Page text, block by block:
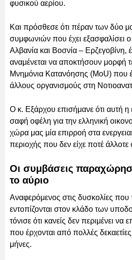
φυσικού αερίου.
Και πρόσθεσε ότι πέραν των δύο
συμφωνιών που έχει εξασφαλίσει
Αλβανία και Βοσνία – Ερζεγοβίνη,
αναμένεται να αποκτήσουν μορφή
Μνημόνια Κατανόησης (MoU) που
άλλους οργανισμούς στη
Ο κ. Εξάρχου επισήμανε ότι αυτή η
σαφή οφέλη για την ελληνική
χώρα μας μία επιρροή στα
περιοχής που δεν είχε ποτέ
Οι συμβάσεις
το αύριο
Αναφερόμενος στις δυσκολίες
εντοπίζονται στον κλάδο των
τόνισε ότι κανείς δεν περιμένει να
που έρχονται από πολλές
μήνες.